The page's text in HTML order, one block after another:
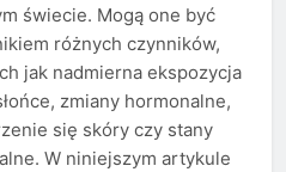
świecie. Mogą one być
różnych czynników,
jak nadmierna ekspozycja
zmiany hormonalne,
się skóry czy stany
W niniejszym artykule